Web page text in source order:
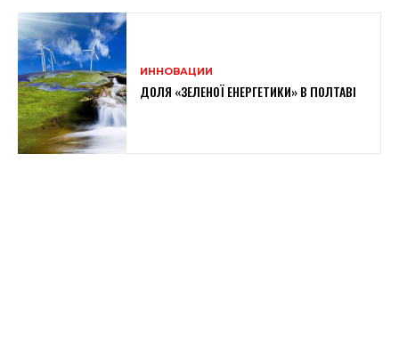
ИННОВАЦИИ
ДОЛЯ «ЗЕЛЕНОЇ ЕНЕРГЕТИКИ» В ПОЛТАВІ